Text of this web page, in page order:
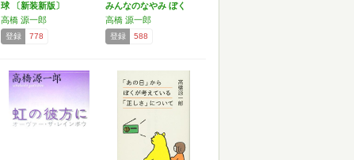
球 〔新装新版〕
高橋 源一郎
登録 778
みんなのなやみ ぼく
の…
高橋 源一郎
登録 588